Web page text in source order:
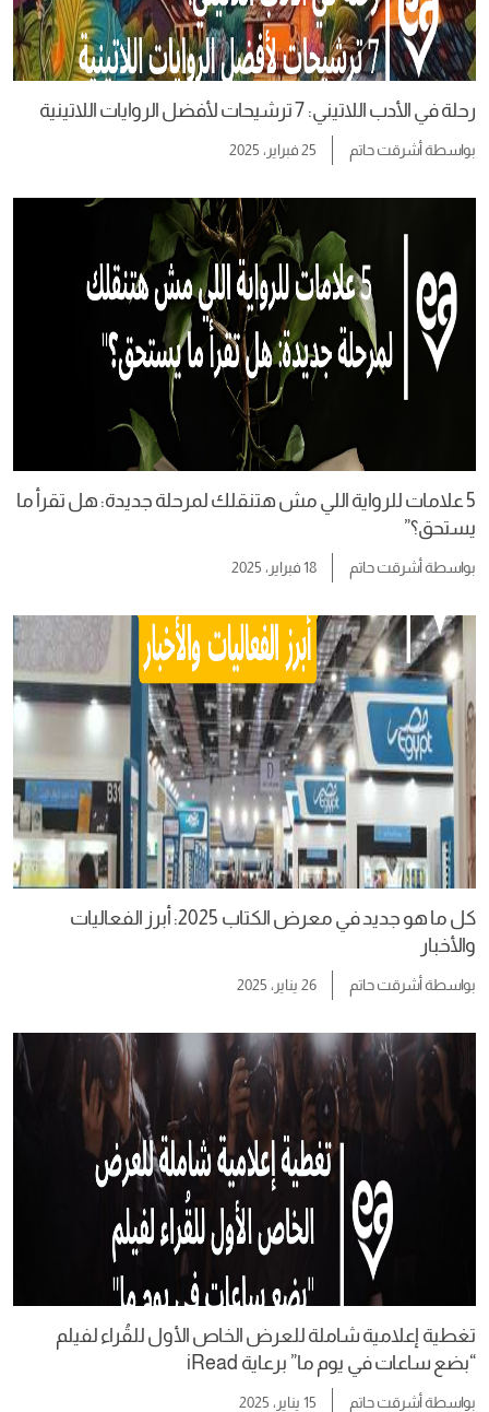
رحلة في الأدب اللاتيني: 7 ترشيحات لأفضل الروايات اللاتينية
بواسطةأشرقت حاتم 25 فبراير، 2025
5 علامات للرواية اللي مش هتنقلك لمرحلة جديدة: هل تقرأ ما
يستحق؟”
بواسطةأشرقت حاتم 18 فبراير، 2025
كل ما هو جديد في معرض الكتاب 2025: أبرز الفعاليات
والأخبار
بواسطةأشرقت حاتم 26 يناير، 2025
تغطية إعلامية شاملة للعرض الخاص الأول للقُراء لفيلم
“بضع ساعات في يوم ما” برعاية iRead
بواسطةأشرقت حاتم 15 يناير، 2025